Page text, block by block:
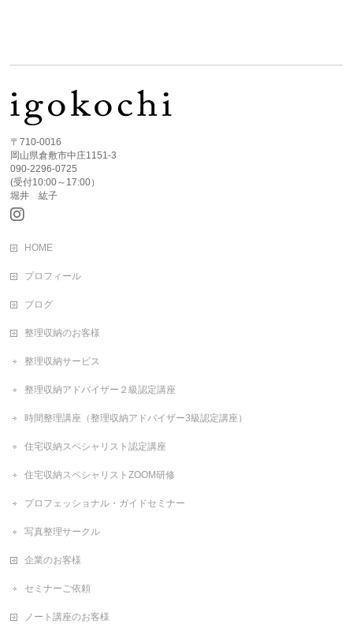
〒710-0016
岡山県倉敷市中庄1151-3
090-2296-0725
(受付10:00～17:00）
堀井 紘子
HOME
プロフィール
ブログ
整理収納のお客様
整理収納サービス
整理収納アドバイザー２級認定講座
時間整理講座（整理収納アドバイザー3級認定講座）
住宅収納スペシャリスト認定講座
住宅収納スペシャリストZOOM研修
プロフェッショナル・ガイドセミナー
写真整理サークル
企業のお客様
セミナーご依頼
ノート講座のお客様